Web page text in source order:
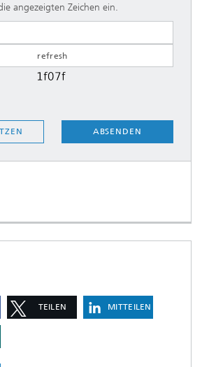
angezeigten Zeichen ein.
ABSENDEN
TEILEN MITTEILEN